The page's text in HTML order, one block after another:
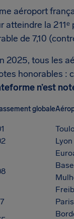
aéroport
atteindre la
de 7,10
2025, tous les
honorables :
n’est
globale
Lyon